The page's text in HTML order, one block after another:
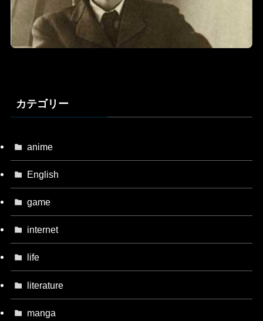
カテゴリー
anime
English
game
internet
life
literature
manga